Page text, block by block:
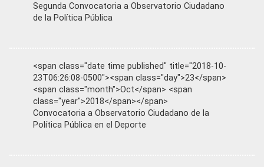
Segunda Convocatoria a Observatorio Ciudadano
de la Política Pública
<span class="date time published" title="2018-10-
23T06:26:08-0500"><span class="day">23</span>
<span class="month">Oct</span> <span
class="year">2018</span></span>
Convocatoria a Observatorio Ciudadano de la
Política Pública en el Deporte